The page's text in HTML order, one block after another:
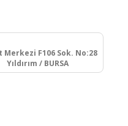
F106 Sok. No:28